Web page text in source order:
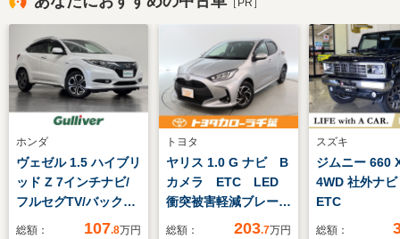
［PR］
ホンダ
ヴェゼル 1.5 ハイブリ
ッド Z 7インチナビ/
フルセグTV/バックカ
メラ/ETC/ハーフレザ
総額： 107.8万円
トヨタ
ヤリス 1.0 G ナビ B
カメラ ETC LED
衝突被害軽減ブレー
キ 車線逸脱警報 先
総額： 203.7万円
スズキ
ジムニー 660
4WD 社外ナ
ETC
総額：